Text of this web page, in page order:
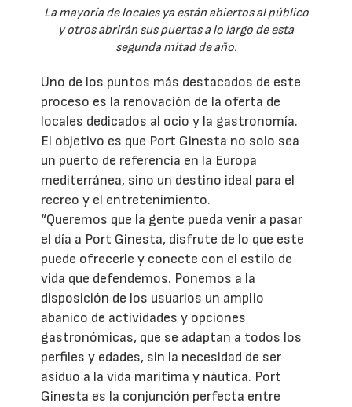
La mayoría de locales ya están abiertos al público
y otros abrirán sus puertas a lo largo de esta
segunda mitad de año.
Uno de los puntos más destacados de este
proceso es la renovación de la oferta de
locales dedicados al ocio y la gastronomía.
El objetivo es que Port Ginesta no solo sea
un puerto de referencia en la Europa
mediterránea, sino un destino ideal para el
recreo y el entretenimiento.
“Queremos que la gente pueda venir a pasar
el día a Port Ginesta, disfrute de lo que este
puede ofrecerle y conecte con el estilo de
vida que defendemos. Ponemos a la
disposición de los usuarios un amplio
abanico de actividades y opciones
gastronómicas, que se adaptan a todos los
perfiles y edades, sin la necesidad de ser
asiduo a la vida marítima y náutica. Port
Ginesta es la conjunción perfecta entre